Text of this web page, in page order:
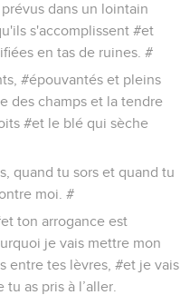
dans un lointain
s'accomplissent #et
en tas de ruines. #
#épouvantés et pleins
des champs et la tendre
#et le blé qui sèche
quand tu sors et quand tu
moi. #
ton arrogance est
je vais mettre mon
entre tes lèvres, #et je vais
as pris à l’aller.